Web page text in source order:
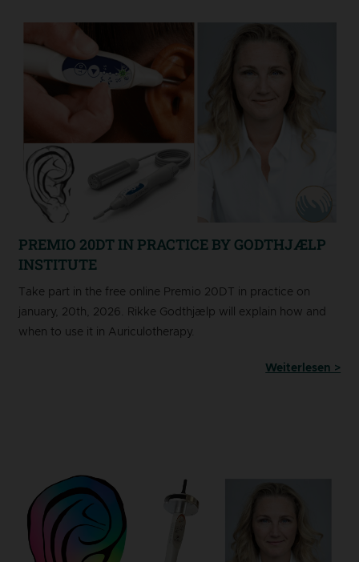
PREMIO 20DT IN PRACTICE BY GODTHJÆLP
INSTITUTE
Take part in the free online Premio 20DT in practice on
january, 20th, 2026. Rikke Godthjælp will explain how and
when to use it in Auriculotherapy.
Weiterlesen >